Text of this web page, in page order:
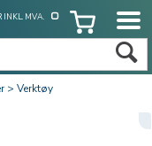
INKL. MVA.
>Verktøy